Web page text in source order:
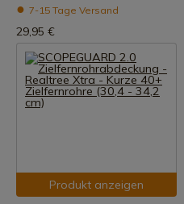
7-15 Tage Versand
29,95 €
Produkt anzeigen